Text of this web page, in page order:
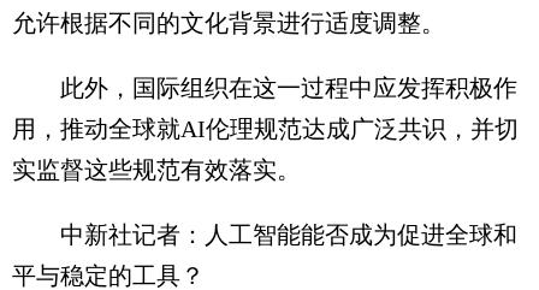
允许根据不同的文化背景进行适度调整。
此外，国际组织在这一过程中应发挥积极作
用，推动全球就AI伦理规范达成广泛共识，并切
实监督这些规范有效落实。
中新社记者：人工智能能否成为促进全球和
平与稳定的工具？